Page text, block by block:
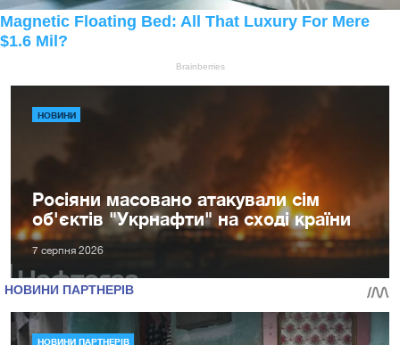
НОВИНИ
Росіяни масовано атакували сім
об'єктів "Укрнафти" на сході країни
7 серпня 2026